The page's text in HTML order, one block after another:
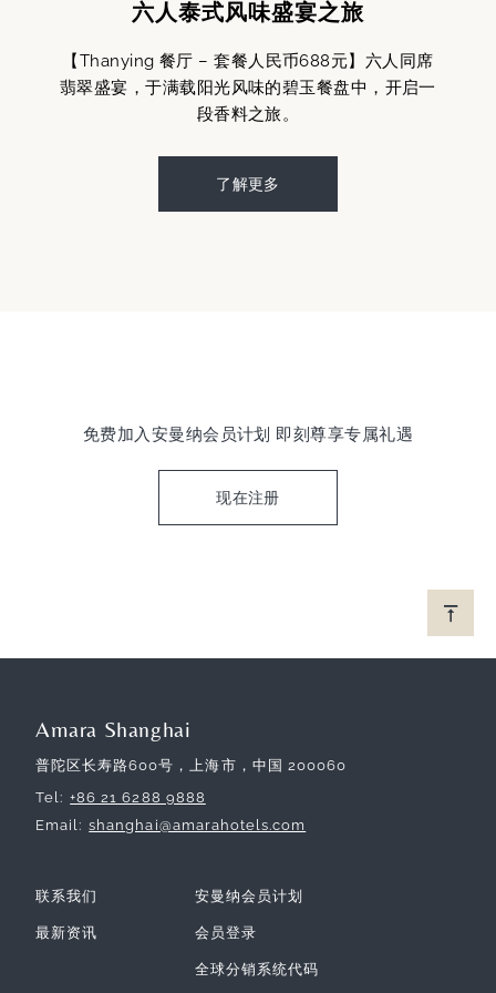
六人泰式风味盛宴之旅
【Thanying 餐厅 – 套餐人民币688元】六人同席
翡翠盛宴，于满载阳光风味的碧玉餐盘中，开启一
段香料之旅。
了解更多
免费加入安曼纳会员计划 即刻尊享专属礼遇
现在注册
Amara Shanghai
普陀区长寿路600号，上海市，中国 200060
Tel
+86 21 6288 9888
Email
shanghai@amarahotels.com
联系我们
最新资讯
安曼纳会员计划
会员登录
全球分销系统代码